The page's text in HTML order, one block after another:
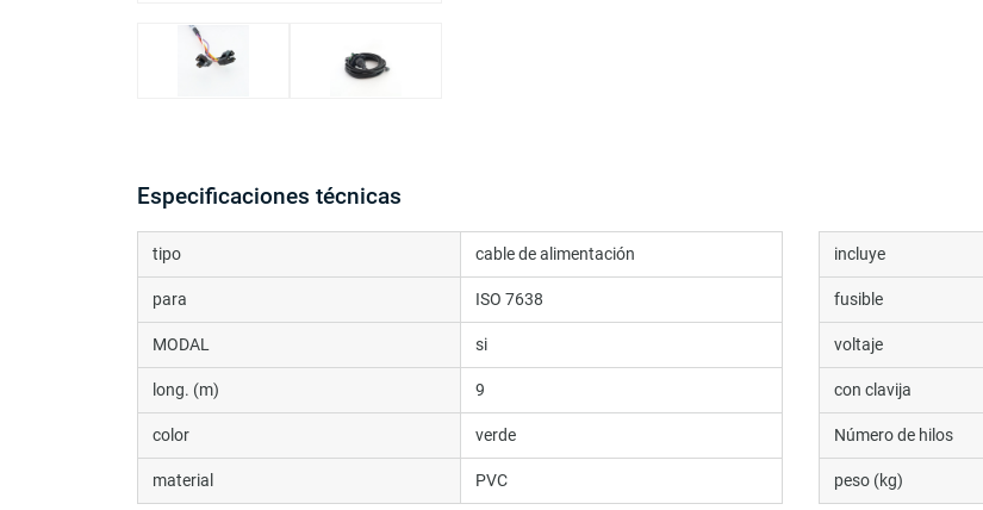
Especificaciones técnicas
tipo cable de alimentación
para ISO 7638
MODAL si
long. (m) 9
color verde
material PVC
incluye
fusible
voltaje
con clavija
Número de hilos
peso (kg)